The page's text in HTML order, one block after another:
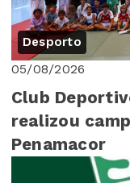
Desporto
05/08/2026
Club
realizou
Penamacor